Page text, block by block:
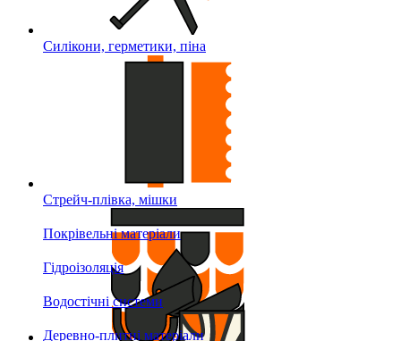
Силікони, герметики, піна
Стрейч-плівка, мішки
Покрівельні матеріали
Гідроізоляція
Водостічні системи
Деревно-плитні матеріали